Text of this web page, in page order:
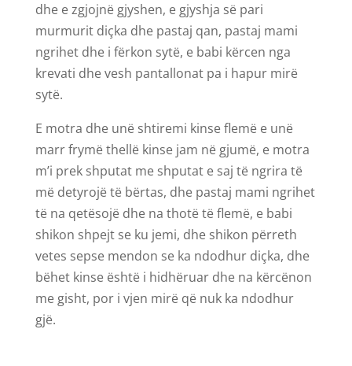
dhe e zgjojnë gjyshen, e gjyshja së pari
murmurit diçka dhe pastaj qan, pastaj mami
ngrihet dhe i fërkon sytë, e babi kërcen nga
krevati dhe vesh pantallonat pa i hapur mirë
sytë.
E motra dhe unë shtiremi kinse flemë e unë
marr frymë thellë kinse jam në gjumë, e motra
m’i prek shputat me shputat e saj të ngrira të
më detyrojë të bërtas, dhe pastaj mami ngrihet
të na qetësojë dhe na thotë të flemë, e babi
shikon shpejt se ku jemi, dhe shikon përreth
vetes sepse mendon se ka ndodhur diçka, dhe
bëhet kinse është i hidhëruar dhe na kërcënon
me gisht, por i vjen mirë që nuk ka ndodhur
gjë.